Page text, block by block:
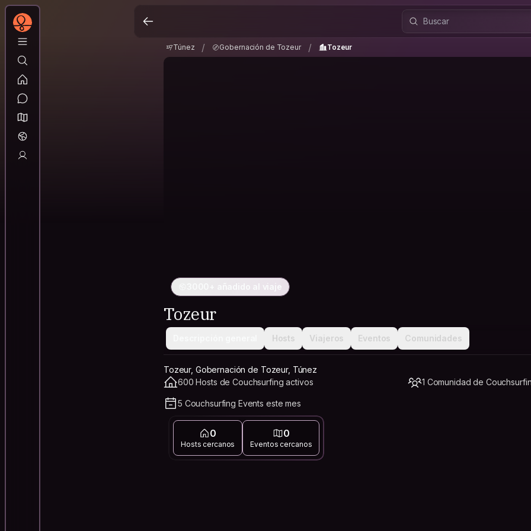
Túnez / Gobernación de Tozeur / Tozeur
3000+ añadido al viaje
Tozeur
Hosts Viajeros Eventos Comunidades
Tozeur, Gobernación de Tozeur, Túnez
600 Hosts de Couchsurfing activos
1 Comunidad de
5 Couchsurfing Events este mes
0
Hosts cercanos
0
Eventos cercanos